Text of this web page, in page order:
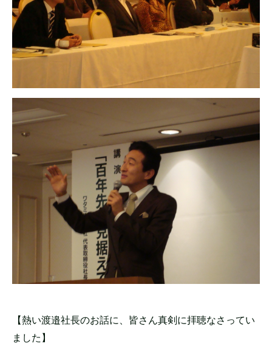
【熱い渡邉社長のお話に、皆さん真剣に拝聴なさってい
ました】